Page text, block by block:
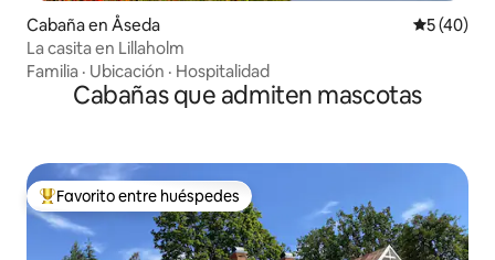
Cabaña en Åseda
5 (40)
La casita en Lillaholm
Familia · Ubicación · Hospitalidad
Cabañas que admiten mascotas
Favorito entre los huéspedes más destacados
Favorito entre huéspedes